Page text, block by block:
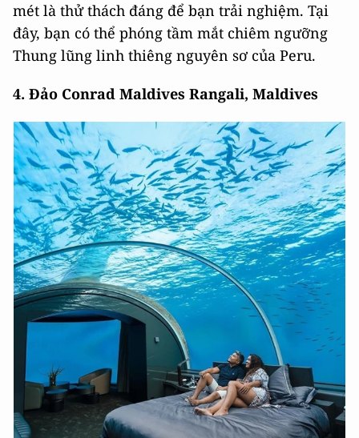
mét là thử thách đáng để bạn trải nghiệm. Tại
đây, bạn có thể phóng tầm mắt chiêm ngưỡng
Thung lũng linh thiêng nguyên sơ của Peru.
4. Đảo Conrad Maldives Rangali, Maldives